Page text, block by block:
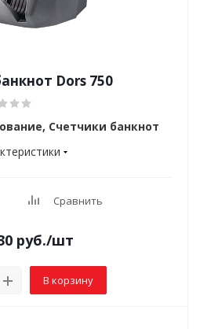
Dors 750
Счетчики банкнот
Сравнить
руб./шт
В корзину